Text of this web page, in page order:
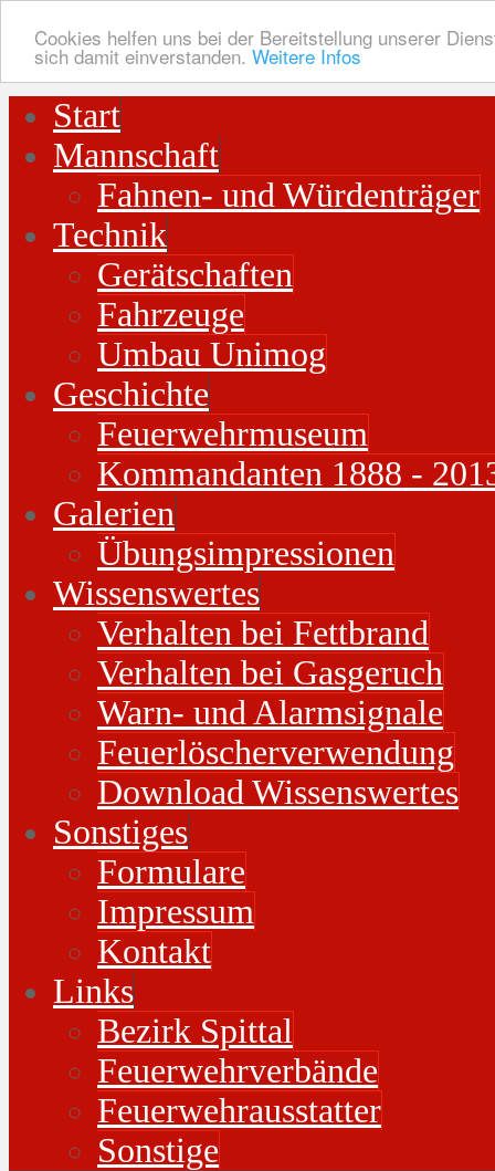
Cookies helfen uns bei der Bereitstellung unserer
sich damit einverstanden. Weitere Infos
Start
Mannschaft
Fahnen- und Würdenträger
Technik
Gerätschaften
Fahrzeuge
Umbau Unimog
Geschichte
Feuerwehrmuseum
Kommandanten 1888 -
Galerien
Übungsimpressionen
Wissenswertes
Verhalten bei Fettbrand
Verhalten bei Gasgeruch
Warn- und Alarmsignale
Feuerlöscherverwendung
Download Wissenswertes
Sonstiges
Formulare
Impressum
Kontakt
Links
Bezirk Spittal
Feuerwehrverbände
Feuerwehrausstatter
Sonstige